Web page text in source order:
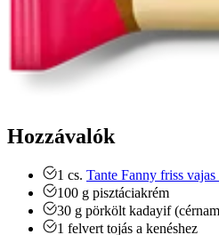
Hozzávalók
1 cs. Tante Fanny friss
100 g pisztáciakrém
30 g pörkölt kadayif
1 felvert tojás a kenéshez